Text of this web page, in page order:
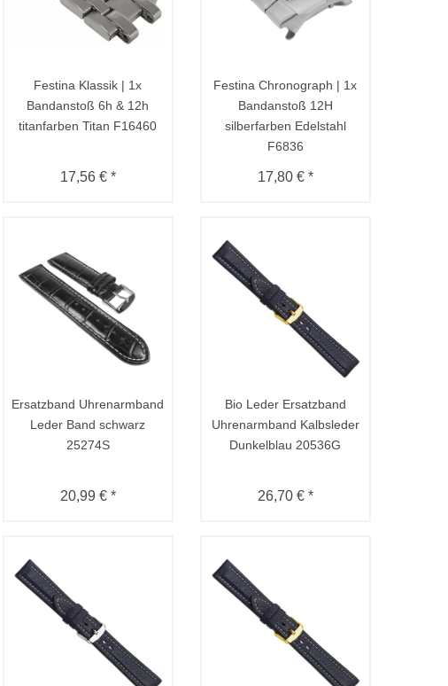
Festina Klassik | 1x
Bandanstoß 6h & 12h
titanfarben Titan F16460
17,56 € *
Festina Chronograph | 1x
Bandanstoß 12H
silberfarben Edelstahl
F6836
17,80 € *
Ersatzband Uhrenarmband
Leder Band schwarz
25274S
20,99 € *
Bio Leder Ersatzband
Uhrenarmband Kalbsleder
Dunkelblau 20536G
26,70 € *